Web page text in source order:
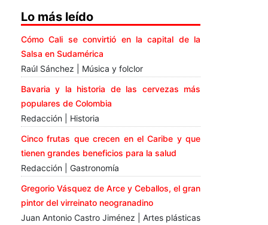
Lo más leído
Cómo Cali se convirtió en la capital de la
Salsa en Sudamérica
Raúl Sánchez | Música y folclor
Bavaria y la historia de las cervezas más
populares de Colombia
Redacción | Historia
Cinco frutas que crecen en el Caribe y que
tienen grandes beneficios para la salud
Redacción | Gastronomía
Gregorio Vásquez de Arce y Ceballos, el gran
pintor del virreinato neogranadino
Juan Antonio Castro Jiménez | Artes plásticas